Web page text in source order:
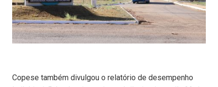
Copese também divulgou o relatório de desempenho